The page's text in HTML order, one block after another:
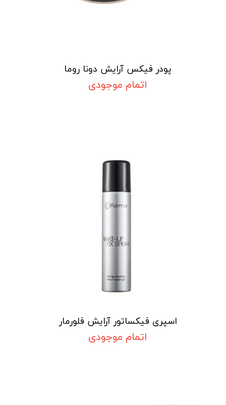
پودر فیکس آرایش دونا روما
اتمام موجودی
اسپری فیکساتور آرایش فلورمار
اتمام موجودی